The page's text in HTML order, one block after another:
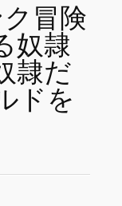
冒険
奴隷
隷だ
ドを